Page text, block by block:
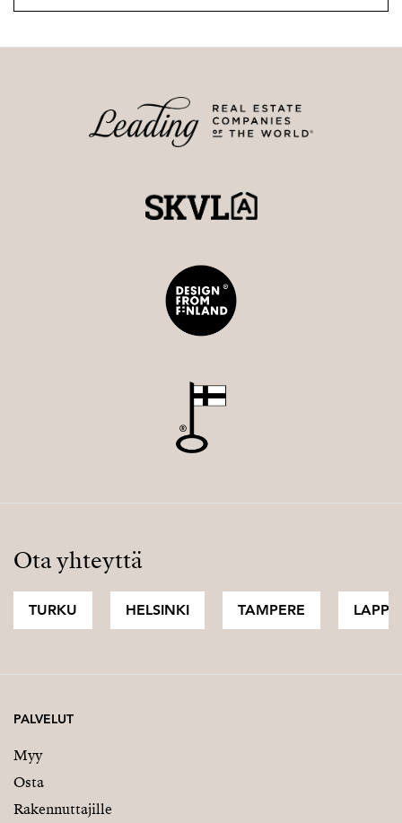
mahdollisuuksia, sillä tilaan on helppo toteuttaa
esimerkiksi kotikuntosali, harrastetila tai viinikellari.
Tämän kodin laatu, tunnelma ja maisemat ansaitsevat
tulla koetuiksi paikan päällä. Varaathan
Strand Properties Brand Partner
0400 934 113 – mia.kantonen@strand.fi
Ota yhteyttä
TURKU HELSINKI TAMPERE LAPPI
PALVELUT
Myy
Osta
Rakennuttajille